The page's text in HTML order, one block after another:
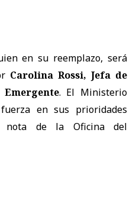
en su reemplazo, será
Carolina Rossi, Jefa de
. El Ministerio
en sus prioridades
nota de la Oficina del